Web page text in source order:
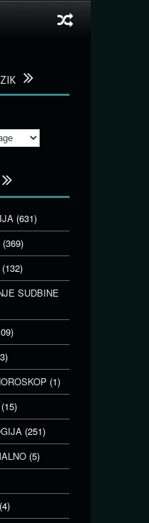
(631)
(369)
(132)
SUDBINE
(1)
(15)
(251)
(5)
(4)